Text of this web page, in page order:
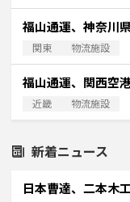
福山通運、神奈川
関東 物流施設
福山通運、関西空
近畿 物流施設
新着ニュース
日本曹達、二本木